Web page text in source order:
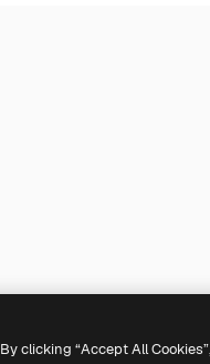
By clicking “Accept All